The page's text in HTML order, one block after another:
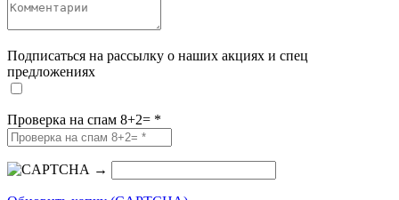
Подписаться на рассылку о наших акциях и спец
предложениях
Проверка на спам 8+2= *
→